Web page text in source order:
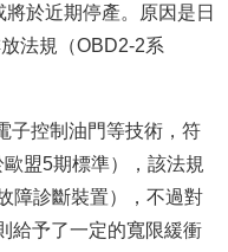
於近期停產。原因是日
法規（OBD2-2系
子控制油門等技術，符
盟5期標準），該法規
障診斷裝置），不過對
給予了一定的寬限緩衝